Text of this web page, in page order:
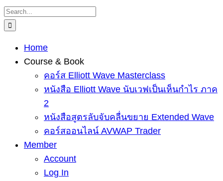
Skip
to
Search
for:
Home
Course & Book
คอร์ส Elliott Wave Masterclass
หนังสือ Elliott Wave นับเวฟเป็นเห็นกำไร ภาค
2
หนังสือสูตรลับจับคลื่นขยาย Extended Wave
คอร์สออนไลน์ AVWAP Trader
Member
Account
Log In